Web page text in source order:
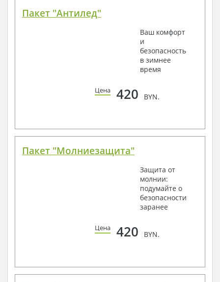
Пакет "Антилед"
Ваш комфорт
и
безопасность
в зимнее
время
Цена 420 BYN.
Пакет "Молниезащита"
Защита от
молнии:
подумайте о
безопасности
заранее
Цена 420 BYN.